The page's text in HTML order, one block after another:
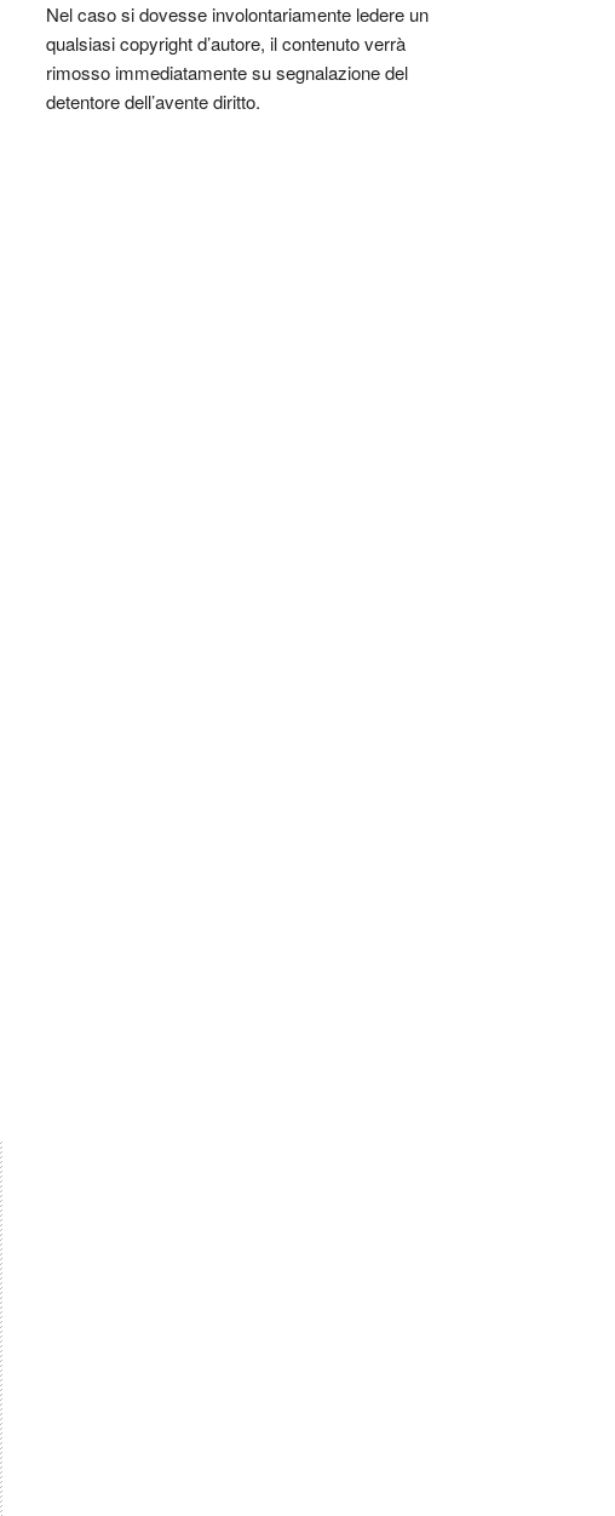
Nel caso si dovesse involontariamente ledere un
qualsiasi copyright d’autore, il contenuto verrà
rimosso immediatamente su segnalazione del
detentore dell’avente diritto.